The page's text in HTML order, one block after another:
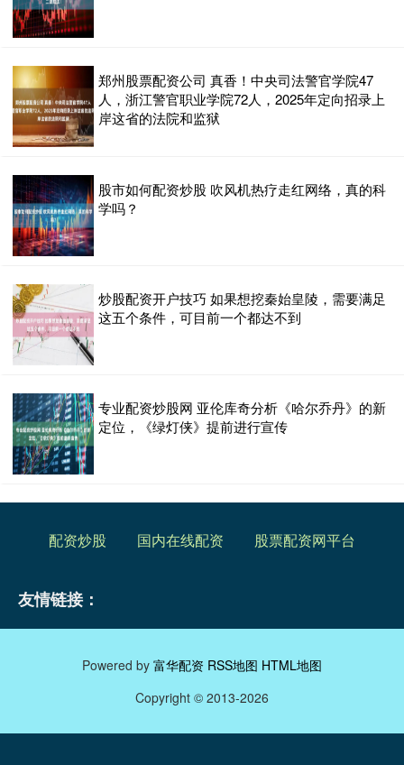
郑州股票配资公司 真香！中央司法警官学院47
人，浙江警官职业学院72人，2025年定向招录上
岸这省的法院和监狱
股市如何配资炒股 吹风机热疗走红网络，真的科
学吗？
炒股配资开户技巧 如果想挖秦始皇陵，需要满足
这五个条件，可目前一个都达不到
专业配资炒股网 亚伦库奇分析《哈尔乔丹》的新
定位，《绿灯侠》提前进行宣传
配资炒股 国内在线配资 股票配资网平台
友情链接：
Powered by 富华配资 RSS地图 HTML地图
Copyright © 2013-2026